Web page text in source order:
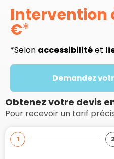
Intervention
€*
*Selon accessibilitéet
Demandez
Obtenez votre devis
Pour recevoir un tarif
1